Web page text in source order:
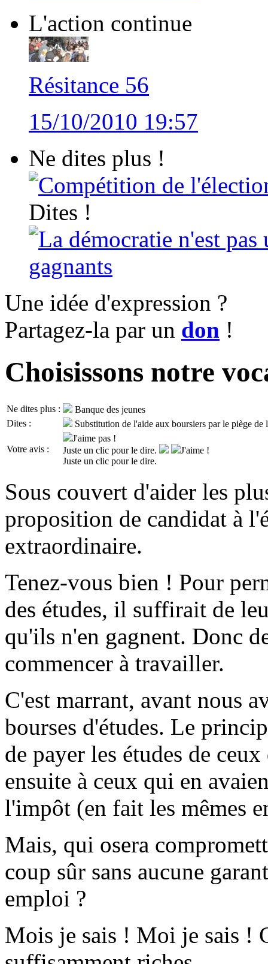
L'action continue
Résitance 56
15/10/2010 19:57
Ne dites plus !
Compétition de
Dites !
La démocratie n'est
gagnants
Une idée d'expression ?
Partagez-la par un don !
Choisissons notre
Ne dites plus :
Banque des jeunes
Dites :
Substitution de l'aide aux boursiers par le piège de
Votre avis :
J'aime pas !
Juste un clic pour le dire.
J'aime !
Juste un clic pour le dire.
Sous couvert d'aider les
proposition de candidat à
extraordinaire.
Tenez-vous bien ! Pour
des études, il suffirait de
qu'ils n'en gagnent. Donc
commencer à travailler.
C'est marrant, avant nous
bourses d'études. Le
de payer les études de
ensuite à ceux qui en
l'impôt (en fait les mêmes
Mais, qui osera
coup sûr sans aucune
emploi ?
Mois je sais ! Moi je sais !